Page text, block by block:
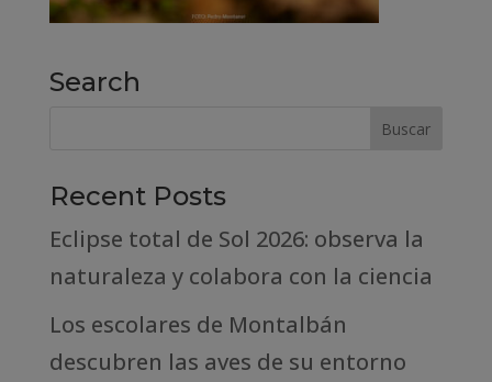
Search
Recent Posts
Eclipse total de Sol 2026: observa la
naturaleza y colabora con la ciencia
Los escolares de Montalbán
descubren las aves de su entorno